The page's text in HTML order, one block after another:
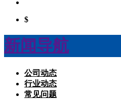
$
新闻导航
公司动态
行业动态
常见问题